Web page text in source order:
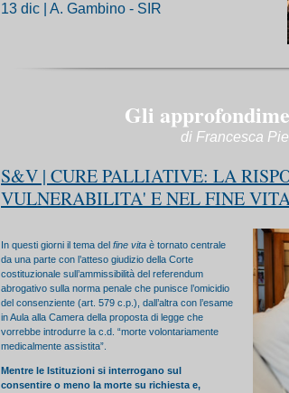
13 dic | A. Gambino - SIR
Gli
di Francesca
S&V | CURE PALLIATIVE: LA
VULNERABILITA' E NEL FINE
In questi giorni il tema del fine vita è tornato centrale
da una parte con l’atteso giudizio della Corte
costituzionale sull’ammissibilità del referendum
abrogativo sulla norma penale che punisce l’omicidio
del consenziente (art. 579 c.p.), dall’altra con l’esame
in Aula alla Camera della proposta di legge che
vorrebbe introdurre la c.d. “morte volontariamente
medicalmente assistita”.
Mentre le Istituzioni si interrogano sul
consentire o meno la morte su richiesta e,